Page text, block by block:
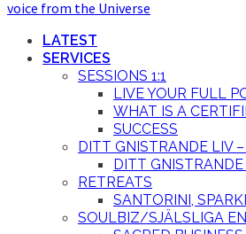
LATEST
SERVICES
SESSIONS 1:1
LIVE YOUR FULL
WHAT IS A
SUCCESS
DITT GNISTRANDE LIV
DITT
RETREATS
SANTORINI,
SOULBIZ/SJÄLSLIGA